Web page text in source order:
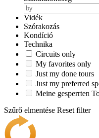
Vidék
Szórakozás
Kondíció
Technika
Circuits only
My favorites only
Just my done tours
Just my preferred
Meine gesperrten
Szűrő elmentése Reset filter